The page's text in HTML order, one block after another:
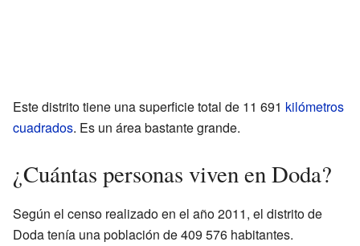
Este distrito tiene una superficie total de 11 691 kilómetros
cuadrados. Es un área bastante grande.
¿Cuántas personas viven en Doda?
Según el censo realizado en el año 2011, el distrito de
Doda tenía una población de 409 576 habitantes.